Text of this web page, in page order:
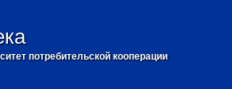
потребительской кооперации